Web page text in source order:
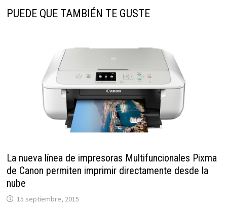
PUEDE QUE TAMBIÉN TE GUSTE
La nueva línea de impresoras Multifuncionales Pixma
de Canon permiten imprimir directamente desde la
nube
15 septiembre, 2015